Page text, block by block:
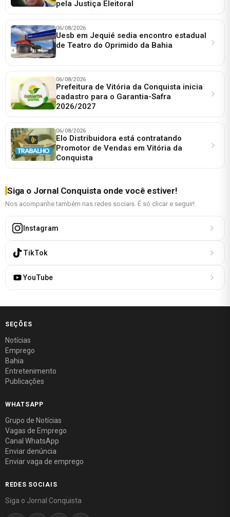
pela Justiça Eleitoral
06/08/2026
Uesb em Jequié sedia encontro estadual
de Teatro do Oprimido da Bahia
06/08/2026
Prefeitura de Vitória da Conquista inicia
cadastro para o Garantia-Safra
2026/2027
06/08/2026
Elo Distribuidora está contratando
Promotor de Vendas em Vitória da
Conquista
Siga o Jornal Conquista onde você estiver!
Nos acompanhe também nas redes sociais. É só clicar e seguir!
Instagram
TikTok
YouTube
SEÇÕES
Notícias
Emprego
Bahia
Entretenimento
Publicações
WHATSAPP
Grupo de Notícias
Vagas de Emprego
Canal WhatsApp
Enviar denúncia
Enviar vaga de emprego
REDES SOCIAIS
Siga o Jornal Conquista